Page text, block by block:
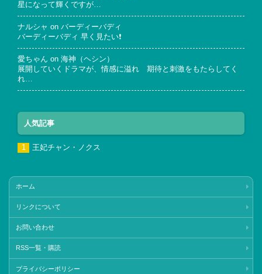
星になって輝くですが…
ナルシャ on バーディーバディ
バーディーバディ 早く見たい❗
愛ちゃん on 海神（ヘシン）
展開していくドラマが、情感に溢れ 期待と刺激をもたらしてく
れ…
人気記事
王妃チャン・ノクス
ホーム
リンクについて
お問い合わせ
RSS一覧・購読
プライバシーポリシー